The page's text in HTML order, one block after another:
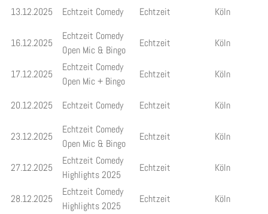
13.12.2025
Echtzeit Comedy Echtzeit Köln
16.12.2025
Echtzeit Comedy
Open Mic & Bingo
Echtzeit Köln
17.12.2025
Echtzeit Comedy
Open Mic + Bingo
Echtzeit Köln
20.12.2025 Echtzeit Comedy Echtzeit Köln
23.12.2025
Echtzeit Comedy
Open Mic & Bingo
Echtzeit Köln
27.12.2025
Echtzeit Comedy
Highlights 2025
Echtzeit Köln
28.12.2025
Echtzeit Comedy
Highlights 2025
Echtzeit Köln